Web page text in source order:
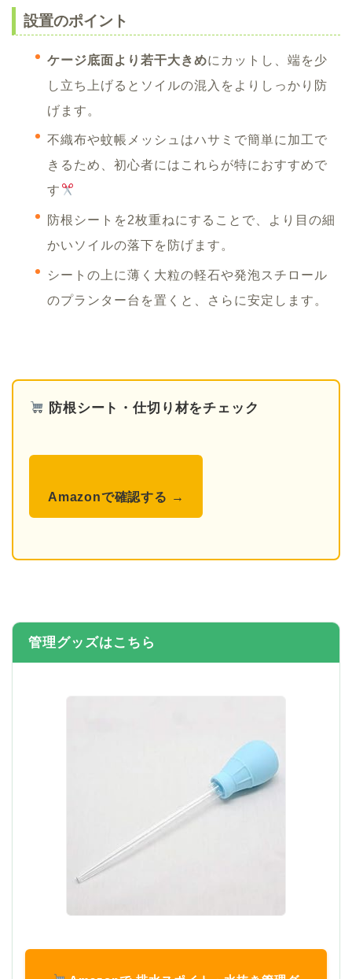
設置のポイント
ケージ底面より若干大きめにカットし、端を少
し立ち上げるとソイルの混入をよりしっかり防
げます。
不織布や蚊帳メッシュはハサミで簡単に加工で
きるため、初心者にはこれらが特におすすめで
す
防根シートを2枚重ねにすることで、より目の細
かいソイルの落下を防げます。
シートの上に薄く大粒の軽石や発泡スチロール
のプランター台を置くと、さらに安定します。
防根シート・仕切り材をチェック
Amazonで確認する →
管理グッズはこちら